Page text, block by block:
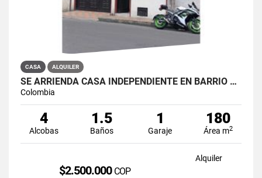
CASA ALQUILER
SE ARRIENDA CASA INDEPENDIENTE EN BARRIO QUIROGA SUR
Colombia
4
Alcobas
1.5
Baños
1
Garaje
180
Área m2
Alquiler
$2.500.000 COP